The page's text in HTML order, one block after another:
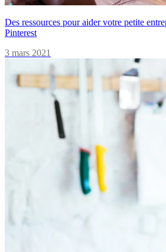
Des ressources pour aider votre petite
Pinterest
3 mars 2021